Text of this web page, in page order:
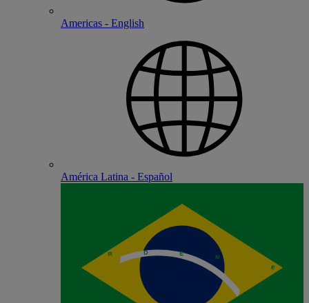
Americas - English
América Latina - Español